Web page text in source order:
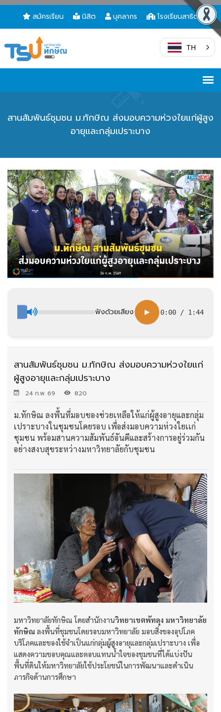
สมัครเรียน นิสิต บุคลากร โรงเรียนสาธิต
TH
สานสัมพันธ์ชุมชน ม.ทักษิณ ส่งมอบความห่วงใยแก่ผู้สูง
อายุและกลุ่มเปราะบาง
ฟังด้วยเสียง ▶ 0:00 / 1:44
สานสัมพันธ์ชุมชน ม.ทักษิณ ส่งมอบความห่วงใยแก่
ผู้สูงอายุและกลุ่มเปราะบาง
24 ก.พ. 69 820
ม.ทักษิณ ลงพื้นที่มอบของช่วยเหลือให้แก่ผู้สูงอายุและกลุ่ม
เปราะบางในชุมชนโดยรอบ เพื่อส่งมอบความห่วงใยเเก่
ชุมชน พร้อมสานความสัมพันธ์อันดีและสร้างการอยู่ร่วมกัน
อย่างสงบสุขระหว่างมหาวิทยาลัยกับชุมชน
มหาวิทยาลัยทักษิณ โดยสำนักงานวิทยาเขตพัทลุง มหาวิทยาลัย
ทักษิณ ลงพื้นที่ชุมชนโดยรอบมหาวิทยาลัย มอบสิ่งของอุปโภค
บริโภคและของใช้จำเป็นแก่กลุ่มผู้สูงอายุและกลุ่มเปราะบาง เพื่อ
แสดงความขอบคุณและตอบแทนน้ำใจของชุมชนที่ได้แบ่งปัน
พื้นที่ดินให้มหาวิทยาลัยใช้ประโยชน์ในการพัฒนาและดำเนิน
ภารกิจด้านการศึกษา